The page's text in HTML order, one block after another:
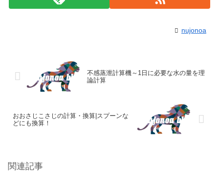
nujonoa
不感蒸泄計算機～1日に必要な水の量を理
論計算
おおさじこさじの計算・換算|スプーンな
どにも換算！
関連記事